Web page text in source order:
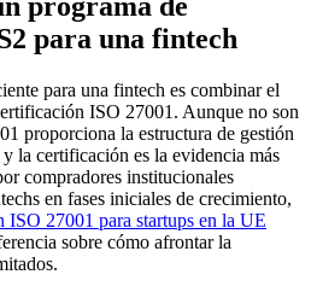
para una fintech
para una fintech es combinar el
ISO 27001. Aunque no son
proporciona la estructura de gestión
la certificación es la evidencia más
compradores institucionales
en fases iniciales de crecimiento,
ISO 27001 para startups en la UE
sobre cómo afrontar la